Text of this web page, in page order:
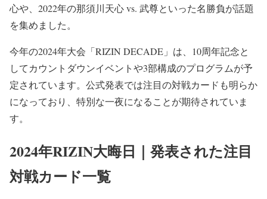
心や、2022年の那須川天心 vs. 武尊といった名勝負が話題
を集めました。
今年の2024年大会「RIZIN DECADE」は、10周年記念と
してカウントダウンイベントや3部構成のプログラムが予
定されています。公式発表では注目の対戦カードも明らか
になっており、特別な一夜になることが期待されていま
す。
2024年RIZIN大晦日｜発表された注目
対戦カード一覧